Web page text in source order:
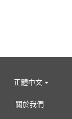
正體中文
關於我們